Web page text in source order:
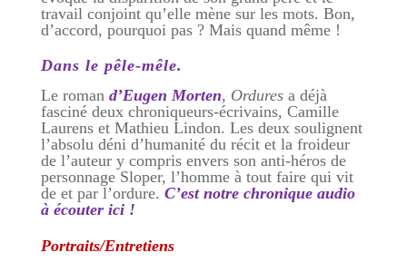
travail conjoint qu’elle mène sur les mots. Bon,
d’accord, pourquoi pas ? Mais quand même !
Dans le pêle-mêle.
Le roman d’Eugen Morten, Orduresa déjà
fasciné deux chroniqueurs-écrivains, Camille
Laurens et Mathieu Lindon. Les deux soulignent
l’absolu déni d’humanité du récit et la froideur
de l’auteur y compris envers son anti-héros de
personnage Sloper, l’homme à tout faire qui vit
de et par l’ordure. C’est notre chronique audio
à écouter ici !
Portraits/Entretiens